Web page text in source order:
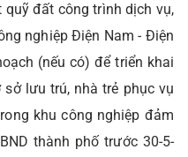
đất công trình dịch vụ,
nghiệp Điện Nam - Điện
(nếu có) để triển khai
lưu trú, nhà trẻ phục vụ
khu công nghiệp đảm
thành phố trước 30-5-